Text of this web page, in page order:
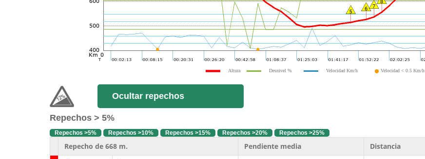
Altura Desnivel % Velocidad Km/h Velocidad < 0.5 Km/h
Ocultar repechos
Repechos > 5%
Repechos >5% Repechos >10% Repechos >15% Repechos >20% Repechos >25%
Repecho de 668 m. Pendiente media Distancia